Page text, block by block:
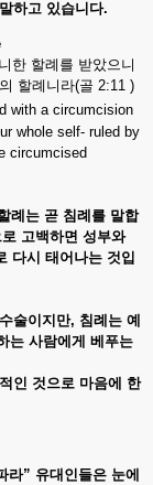
말하고 있습니다.
한 할례를 받았으니
할례니라(골 2:11 )
with a circumcision
whole self- ruled by
circumcised
례는 곧 침례를 말합
고백하면 성부와
다시 태어나는 것입
수술이지만, 침례는 예
는 사람에게 베푸는
인 것으로 마음에 한
라” 유대인들은 눈에